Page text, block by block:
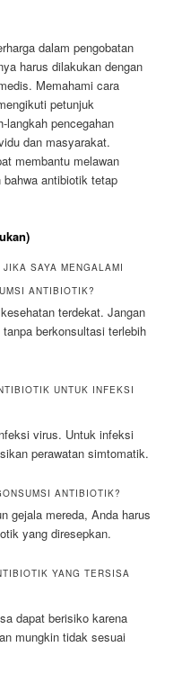
dalam pengobatan
harus dilakukan dengan
Memahami cara
petunjuk
langkah pencegahan
dan masyarakat.
membantu melawan
antibiotik tetap
SAYA MENGALAMI
ANTIBIOTIK?
terdekat. Jangan
berkonsultasi terlebih
UNTUK INFEKSI
virus. Untuk infeksi
perawatan simtomatik.
ANTIBIOTIK?
gejala mereda, Anda harus
yang diresepkan.
YANG TERSISA
dapat berisiko karena
mungkin tidak sesuai